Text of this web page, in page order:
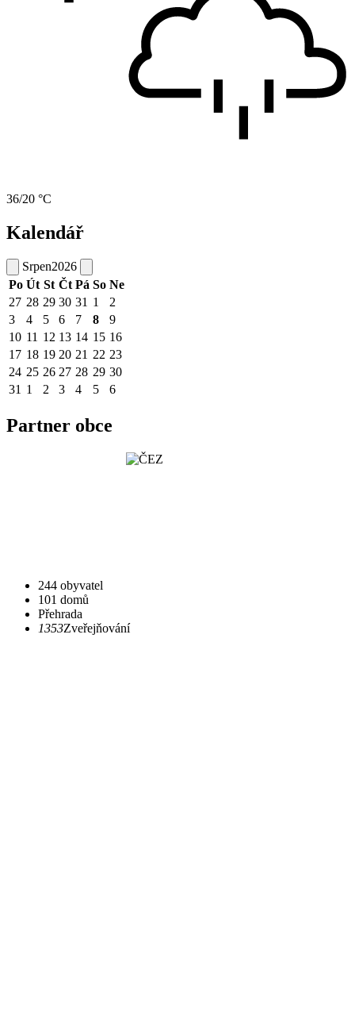
36/20 °C
Kalendář
Srpen2026
Po Út St Čt Pá So Ne
27 28 29 30 31 1
2
3
4 5 6 7 8
9
10 11 12 13 14 15 16
17 18 19 20 21 22 23
24 25 26 27 28 29 30
31 1 2 3 4 5 6
Partner obce
244 obyvatel
101 domů
Přehrada
1353Zveřejňování